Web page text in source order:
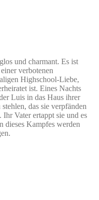
und charmant. Es ist
verbotenen
Highschool-Liebe,
ist. Eines Nachts
Luis in das Haus ihrer
das sie verpfänden
Vater ertappt sie und es
dieses Kampfes werden